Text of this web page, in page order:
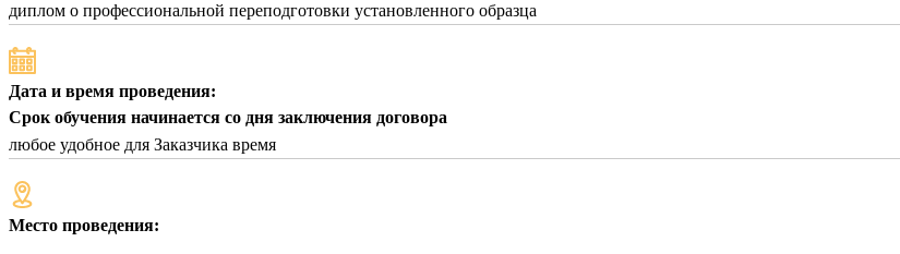
диплом о профессиональной переподготовки установленного образца
Дата и время проведения:
Срок обучения начинается со дня заключения договора
любое удобное для Заказчика время
Место проведения: